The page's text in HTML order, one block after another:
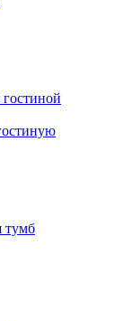
тумб